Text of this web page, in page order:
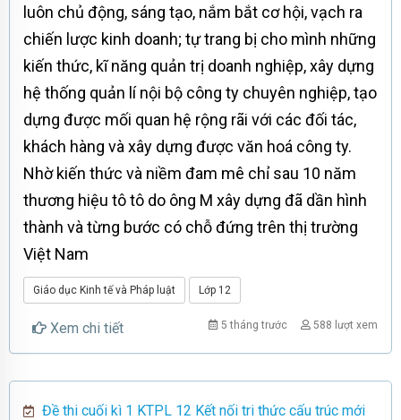
luôn chủ động, sáng tạo, nắm bắt cơ hội, vạch ra
chiến lược kinh doanh; tự trang bị cho mình những
kiến thức, kĩ năng quản trị doanh nghiệp, xây dựng
hệ thống quản lí nội bộ công ty chuyên nghiệp, tạo
dựng được mối quan hệ rộng rãi với các đối tác,
khách hàng và xây dựng được văn hoá công ty.
Nhờ kiến thức và niềm đam mê chỉ sau 10 năm
thương hiệu tô tô do ông M xây dựng đã dần hình
thành và từng bước có chỗ đứng trên thị trường
Việt Nam
Giáo dục Kinh tế và Pháp luật Lớp 12
Xem chi tiết 588 lượt xem
5 tháng trước
Đề thi cuối kì 1 KTPL 12 Kết nối tri thức cấu trúc mới